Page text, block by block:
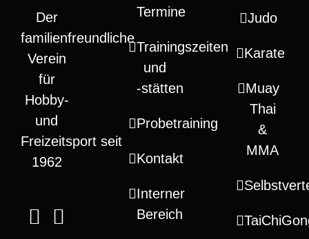
Der
familienfreundliche
Verein
für
Hobby-
und
Freizeitsport seit
1962
Termine
Trainingszeiten
und
‑stätten
Probetraining
Kontakt
Interner
Bereich
Judo
Karate
Muay
Thai
&
MMA